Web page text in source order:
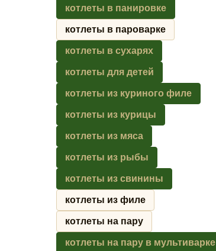
котлеты в панировке
котлеты в пароварке
котлеты в сухарях
котлеты для детей
котлеты из куриного филе
котлеты из курицы
котлеты из мяса
котлеты из рыбы
котлеты из свинины
котлеты из филе
котлеты на пару
котлеты на пару в мультиварке